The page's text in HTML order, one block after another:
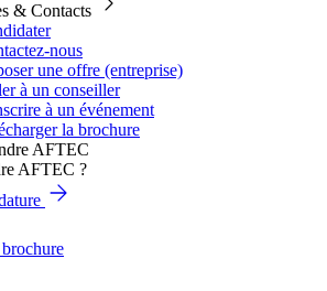
& Contacts
nous
une offre (entreprise)
à un conseiller
à un événement
la brochure
AFTEC ?